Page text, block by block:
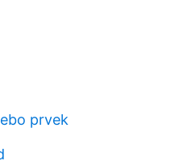
prvek